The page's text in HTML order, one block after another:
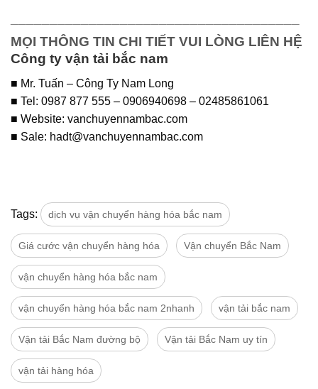
MỌI THÔNG TIN CHI TIẾT VUI LÒNG LIÊN HỆ
Công ty vận tải bắc nam
■ Mr. Tuấn – Công Ty Nam Long
■ Tel: 0987 877 555 – 0906940698 – 02485861061
■ Website: vanchuyennambac.com
■ Sale: hadt@vanchuyennambac.com
Tags: dịch vụ vận chuyển hàng hóa bắc nam
Giá cước vận chuyển hàng hóa Vận chuyển Bắc Nam
vận chuyển hàng hóa bắc nam
vận chuyển hàng hóa bắc nam 2nhanh vận tải bắc nam
Vận tải Bắc Nam đường bộ Vận tải Bắc Nam uy tín
vận tải hàng hóa